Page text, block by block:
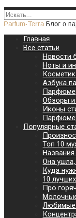
Parfum-Terra Блог о
Главная
Все статьи
Новости
Ноты и
Азбука
Обзоры
Иконы
Популярные
Топ 10
Она
Куда
10
Про
Любимые